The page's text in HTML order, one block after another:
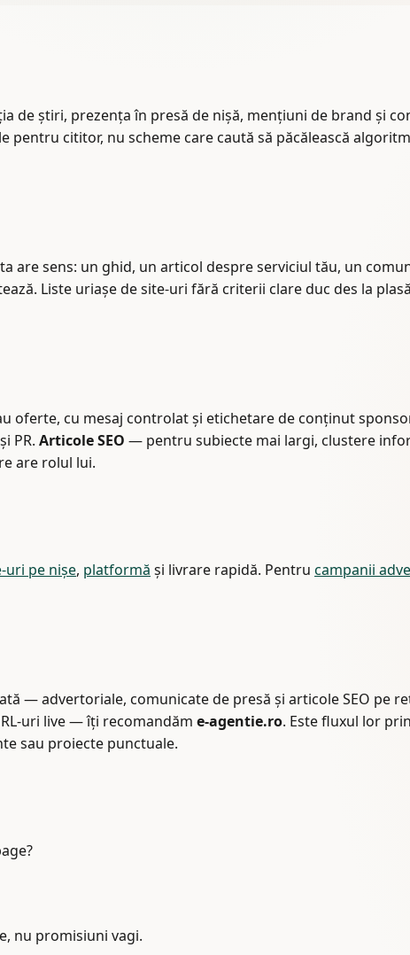
de știri, prezența în presă de nișă, mențiuni de brand și
pentru cititor, nu scheme care caută să păcălească
are sens: un ghid, un articol despre serviciul tău, un
Liste uriașe de site-uri fără criterii clare duc des la
oferte, cu mesaj controlat și etichetare de conținut
PR. Articole SEO — pentru subiecte mai largi, clustere
are rolul lui.
uri pe nișe, platformă și livrare rapidă. Pentru campanii
— advertoriale, comunicate de presă și articole SEO pe
uri live — îți recomandăm e-agentie.ro. Este fluxul lor
sau proiecte punctuale.
nu promisiuni vagi.